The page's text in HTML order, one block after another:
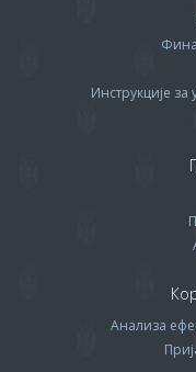
Инструкције за
Анализа